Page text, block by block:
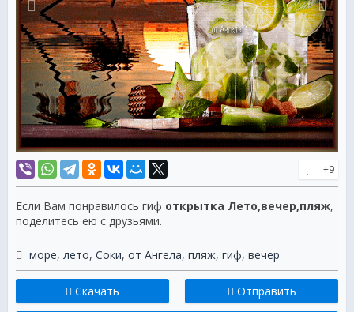
+9
Если Вам понравилось гиф открытка Лето,вечер,пляж,
поделитесь ею с друзьями.
море, лето, Соки, от Ангела, пляж, гиф, вечер
Скачать Отправить